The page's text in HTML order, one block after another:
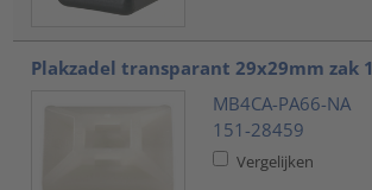
Plakzadel transparant 29x29mm zak
MB4CA-PA66-NA
151-28459
Vergelijken